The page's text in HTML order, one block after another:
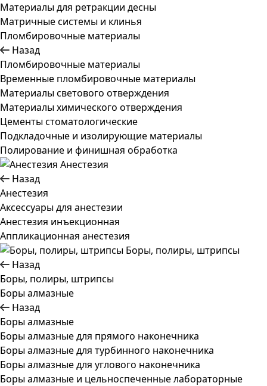
Материалы для ретракции десны
Матричные системы и клинья
Пломбировочные материалы
Назад
Пломбировочные материалы
Временные пломбировочные материалы
Материалы светового отверждения
Материалы химического отверждения
Цементы стоматологические
Подкладочные и изолирующие материалы
Полирование и финишная обработка
Анестезия
Назад
Анестезия
Аксессуары для анестезии
Анестезия инъекционная
Аппликационная анестезия
Боры, полиры, штрипсы
Назад
Боры, полиры, штрипсы
Боры алмазные
Назад
Боры алмазные
Боры алмазные для прямого наконечника
Боры алмазные для турбинного наконечника
Боры алмазные для углового наконечника
Боры алмазные и цельноспеченные лабораторные